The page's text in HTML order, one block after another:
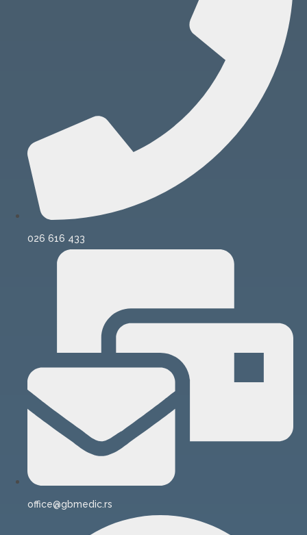
026 616 433
office@gbmedic.rs